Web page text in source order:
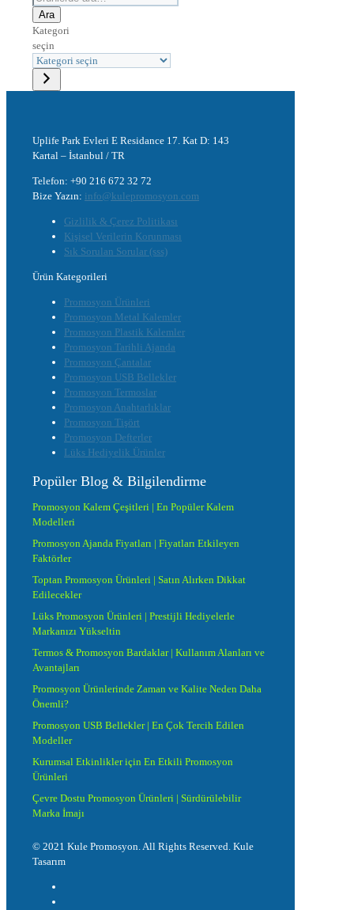
Ara
Kategori
seçin
Uplife Park Evleri E Residance 17. Kat D: 143
Kartal – İstanbul / TR
Telefon: +90 216 672 32 72
Bize Yazın: info@kulepromosyon.com
Gizlilik & Çerez Politikası
Kişisel Verilerin Korunması
Sık Sorulan Sorular (sss)
Ürün Kategorileri
Promosyon Ürünleri
Promosyon Metal Kalemler
Promosyon Plastik Kalemler
Promosyon Tarihli Ajanda
Promosyon Çantalar
Promosyon USB Bellekler
Promosyon Termoslar
Promosyon Anahtarlıklar
Promosyon Tişört
Promosyon Defterler
Lüks Hediyelik Ürünler
Popüler Blog & Bilgilendirme
Promosyon Kalem Çeşitleri | En Popüler Kalem
Modelleri
Promosyon Ajanda Fiyatları | Fiyatları Etkileyen
Faktörler
Toptan Promosyon Ürünleri | Satın Alırken Dikkat
Edilecekler
Lüks Promosyon Ürünleri | Prestijli Hediyelerle
Markanızı Yükseltin
Termos & Promosyon Bardaklar | Kullanım Alanları ve
Avantajları
Promosyon Ürünlerinde Zaman ve Kalite Neden Daha
Önemli?
Promosyon USB Bellekler | En Çok Tercih Edilen
Modeller
Kurumsal Etkinlikler için En Etkili Promosyon
Ürünleri
Çevre Dostu Promosyon Ürünleri | Sürdürülebilir
Marka İmajı
© 2021 Kule Promosyon. All Rights Reserved. Kule
Tasarım